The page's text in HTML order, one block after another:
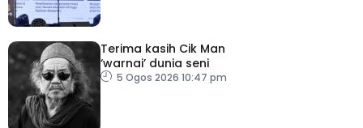
Terima kasih Cik Man
‘warnai’ dunia seni
5 Ogos 2026 10:47 pm